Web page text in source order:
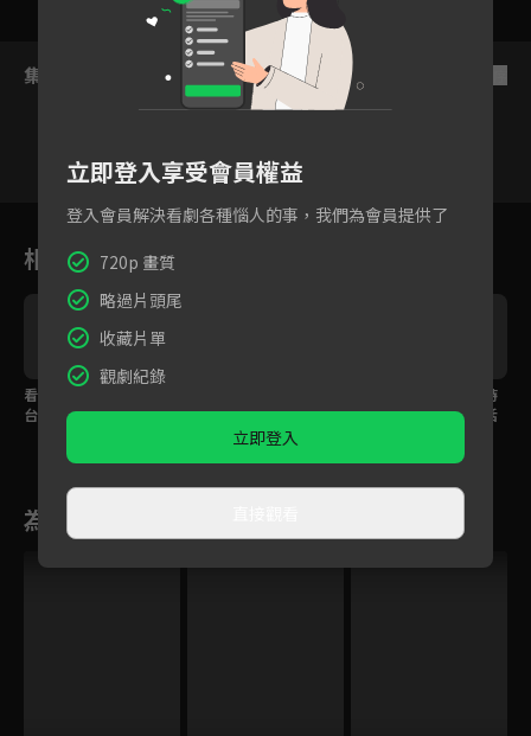
集數列表
2 3 4 5
相關花絮
看全球節能管理領導者
台達電 如何加速台灣能
鴻海科技集團 如何加速
產製速度
第二季預告：後疫情時
代，一起預見未來生活
為您推薦
立即登入享受會員權益
登入會員解決看劇各種惱人的事，我們為會員提供了
720p 畫質
略過片頭尾
收藏片單
觀劇紀錄
立即登入